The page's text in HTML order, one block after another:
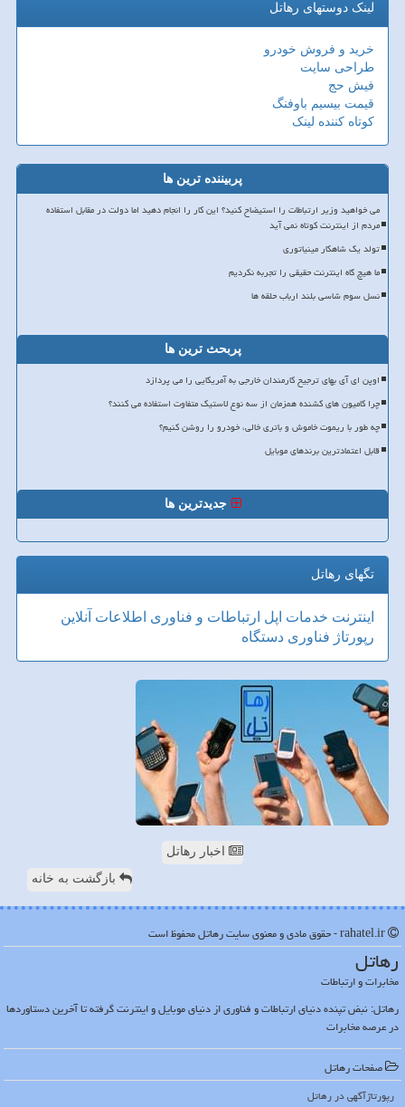
لینک دوستهای رهاتل
خرید و فروش خودرو
طراحی سایت
فیش حج
قیمت بیسیم باوفنگ
کوتاه کننده لینک
پربیننده ترین ها
می خواهید وزیر ارتباطات را استیضاح کنید؟ این کار را انجام دهید اما دولت در مقابل استفاده
مردم از اینترنت کوتاه نمی آید
تولد یک شاهکار مینیاتوری
ما هیچ گاه اینترنت حقیقی را تجربه نکردیم
نسل سوم شاسی بلند ارباب حلقه ها
پربحث ترین ها
اوپن ای آی بهای ترجیح کارمندان خارجی به آمریکایی را می پردازد
چرا کامیون های کشنده همزمان از سه نوع لاستیک متفاوت استفاده می کنند؟
چه طور با ریموت خاموش و باتری خالی، خودرو را روشن کنیم؟
قابل اعتمادترین برندهای موبایل
جدیدترین ها
تگهای رهاتل
اینترنت خدمات اپل ارتباطات و فناوری اطلاعات آنلاین
رپورتاژ فناوری دستگاه
اخبار رهاتل
بازگشت به خانه
رهاتل
مخابرات و ارتباطات
رهاتل: نبض تپنده دنیای ارتباطات و فناوری از دنیای موبایل و اینترنت گرفته تا آخرین دستاوردها
در عرصه مخابرات
صفحات رهاتل
رپورتاژآگهی در رهاتل